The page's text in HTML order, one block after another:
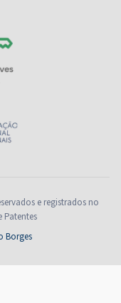
e registrados no
Patentes
Borges